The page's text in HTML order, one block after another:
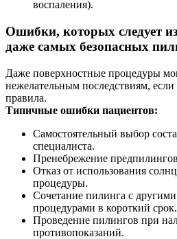
воспаления).
Ошибки, которых следует
даже самых безопасных
Даже поверхностные процедуры
нежелательным последствиям,
правила.
Типичные ошибки пациентов:
Самостоятельный выбор
специалиста.
Пренебрежение
Отказ от использования
процедуры.
Сочетание пилинга с
процедурами в короткий срок.
Проведение пилингов при
противопоказаний.